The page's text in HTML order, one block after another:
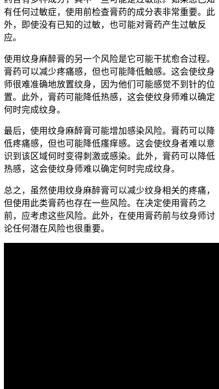
有任何过敏症，使用前检查膏药的成分表非常重要。此
外，即使没有已知的过敏，也可能对膏药产生过敏反
应。
使用纹身麻醉膏的另一个风险是它可能干扰愈合过程。
膏药可以减少疼痛感，但也可能降低触感。这会使纹身
师很难准确地放置纹身，因为他们可能感觉不到针的位
置。此外，膏药可能降低热感，这会使纹身师难以确定
何时完成纹身。
最后，使用纹身麻醉膏可能增加感染风险。膏药可以降
低疼痛感，但也可能降低瘙痒感。这会使纹身者难以意
识到该区域何时变得刺激或感染。此外，膏药可以降低
热感，这会使纹身师难以确定何时完成纹身。
总之，虽然使用纹身麻醉膏可以减少纹身相关的疼痛，
但使用此类膏药也存在一些风险。在决定使用膏药之
前，应考虑这些风险。此外，在使用膏药前与纹身师讨
论任何潜在风险也很重要。